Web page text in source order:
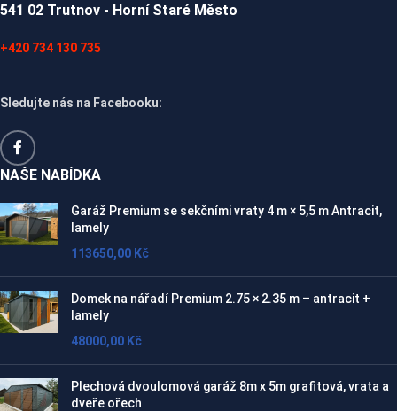
541 02 Trutnov - Horní Staré Město
+420 734 130 735
Sledujte nás na Facebooku:
NAŠE NABÍDKA
Garáž Premium se sekčními vraty 4 m × 5,5 m Antracit,
lamely
113650,00 Kč
Domek na nářadí Premium 2.75 × 2.35 m – antracit +
lamely
48000,00 Kč
Plechová dvoulomová garáž 8m x 5m grafitová, vrata a
dveře ořech